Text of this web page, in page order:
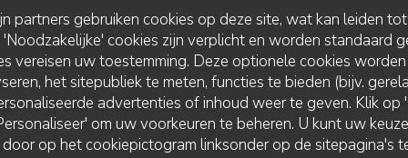
partners gebruiken cookies op deze site, wat kan leiden
cookies zijn verplicht en worden standaard
vereisen uw toestemming. Deze optionele cookies
het sitepubliek te meten, functies te bieden (bijv.
advertenties of inhoud weer te geven. Klik op
om uw voorkeuren te beheren. U kunt uw
op het cookiepictogram linksonder op de sitepagina's
Service :5/5 Atmosfeer:5/5 Keuken:5/5 Kwaliteit / Prijs:
Service : 5/5 Atmosfeer: 5/5 Keuken : 5 /5 Kwaliteit / Prijs